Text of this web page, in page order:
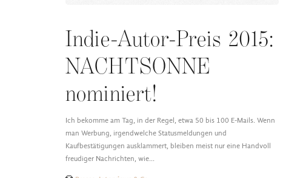
Indie-Autor-Preis 2015:
NACHTSONNE
nominiert!
Ich bekomme am Tag, in der Regel, etwa 50 bis 100 E-Mails. Wenn
man Werbung, irgendwelche Statusmeldungen und
Kaufbestätigungen ausklammert, bleiben meist nur eine Handvoll
freudiger Nachrichten, wie…